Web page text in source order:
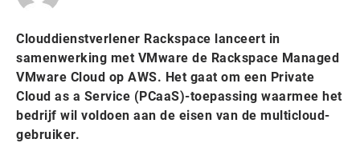
Clouddienstverlener Rackspace lanceert in
samenwerking met VMware de Rackspace Managed
VMware Cloud op AWS. Het gaat om een Private
Cloud as a Service (PCaaS)-toepassing waarmee het
bedrijf wil voldoen aan de eisen van de multicloud-
gebruiker.